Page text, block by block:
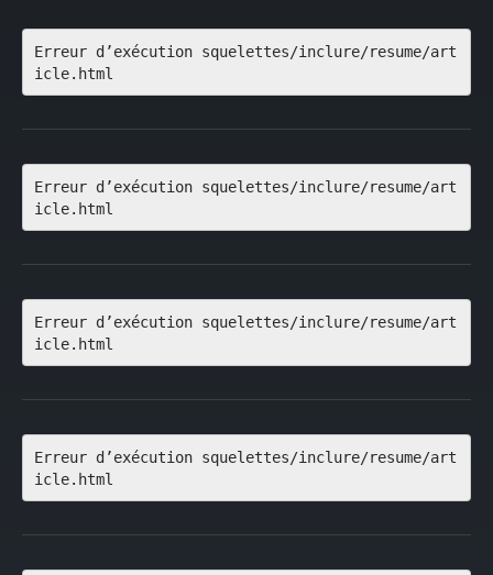
Erreur d’exécution squelettes/inclure/resume/art
icle.html
Erreur d’exécution squelettes/inclure/resume/art
icle.html
Erreur d’exécution squelettes/inclure/resume/art
icle.html
Erreur d’exécution squelettes/inclure/resume/art
icle.html